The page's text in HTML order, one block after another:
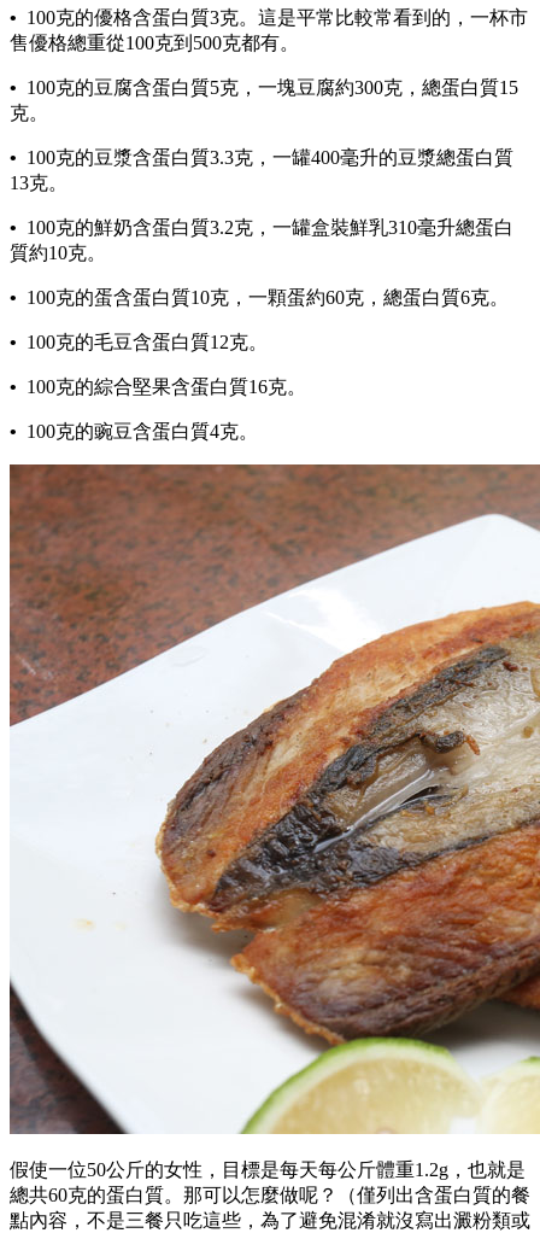
• 100克的優格含蛋白質3克。這是平常比較常看到的，一杯市
售優格總重從100克到500克都有。
• 100克的豆腐含蛋白質5克，一塊豆腐約300克，總蛋白質15
克。
• 100克的豆漿含蛋白質3.3克，一罐400毫升的豆漿總蛋白質
13克。
• 100克的鮮奶含蛋白質3.2克，一罐盒裝鮮乳310毫升總蛋白
質約10克。
• 100克的蛋含蛋白質10克，一顆蛋約60克，總蛋白質6克。
• 100克的毛豆含蛋白質12克。
• 100克的綜合堅果含蛋白質16克。
• 100克的豌豆含蛋白質4克。
假使一位50公斤的女性，目標是每天每公斤體重1.2g，也就是
總共60克的蛋白質。那可以怎麼做呢？（僅列出含蛋白質的餐
點內容，不是三餐只吃這些，為了避免混淆就沒寫出澱粉類或